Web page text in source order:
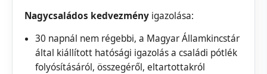
Nagycsaládos kedvezmény igazolása:
30 napnál nem régebbi, a Magyar Államkincstár
által kiállított hatósági igazolás a családi pótlék
folyósításáról, összegéről, eltartottakról